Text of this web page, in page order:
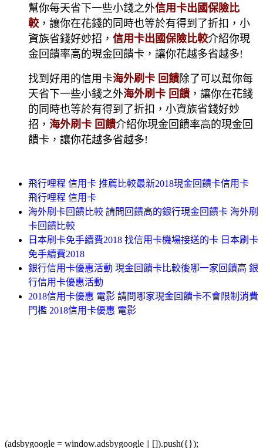
幫你每天省下一些小錢之外信用卡出國保險比
較 ，讓你在花錢的同時也等於有得到了折扣，小
資族省錢好妙招， 信用卡出國保險比較介紹你現
金回饋率高的現金回饋卡，讓你花越多省越多!
找到好用的信用卡海外刷卡 回饋除了可以幫你每
天省下一些小錢之外海外刷卡 回饋 ，讓你在花錢
的同時也等於有得到了折扣，小資族省錢好妙
招， 海外刷卡 回饋介紹你現金回饋率高的現金回
饋卡，讓你花越多省越多!
飛行哩程 信用卡 推薦比較最新2018現金回饋卡信用卡
飛行哩程 信用卡
海外刷卡回饋比較 請問回饋高的銀行現金回饋卡 海外刷
卡回饋比較
日本刷卡免手續費2018 找信用卡機場接送的卡 日本刷卡
免手續費2018
銀行信用卡優惠活動 現金回饋卡比較後哪一家回饋高 銀
行信用卡優惠活動
2018信用卡優惠 電影 請問哪家現金回饋卡不會限制消費
門檻 2018信用卡優惠 電影
(adsbygoogle = window.adsbygoogle || []).push({});